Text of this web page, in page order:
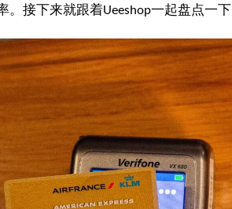
。接下来就跟着Ueeshop一起盘点一